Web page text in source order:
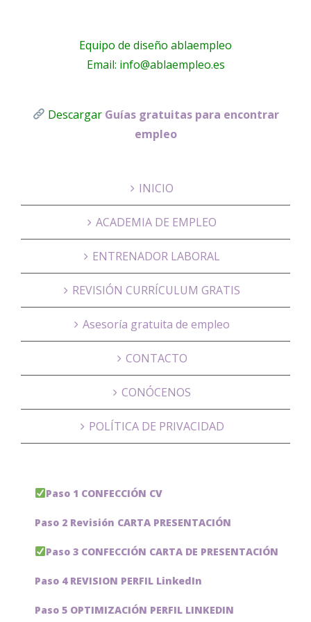
Equipo de diseño ablaempleo
Email: info@ablaempleo.es
Descargar Guías gratuitas para encontrar
empleo
INICIO
ACADEMIA DE EMPLEO
ENTRENADOR LABORAL
REVISIÓN CURRÍCULUM GRATIS
Asesoría gratuita de empleo
CONTACTO
CONÓCENOS
POLÍTICA DE PRIVACIDAD
Paso 1 CONFECCIÓN CV
Paso 2 Revisión CARTA PRESENTACIÓN
Paso 3 CONFECCIÓN CARTA DE PRESENTACIÓN
Paso 4 REVISION PERFIL LinkedIn
Paso 5 OPTIMIZACIÓN PERFIL LINKEDIN